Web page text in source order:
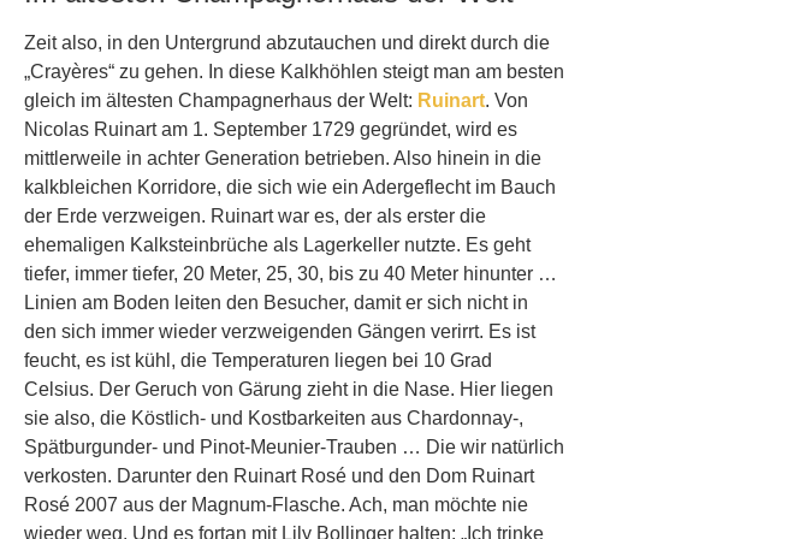
Zeit also, in den Untergrund abzutauchen und direkt durch die
„Crayères“ zu gehen. In diese Kalkhöhlen steigt man am besten
gleich im ältesten Champagnerhaus der Welt: Ruinart. Von
Nicolas Ruinart am 1. September 1729 gegründet, wird es
mittlerweile in achter Generation betrieben. Also hinein in die
kalkbleichen Korridore, die sich wie ein Adergeflecht im Bauch
der Erde verzweigen. Ruinart war es, der als erster die
ehemaligen Kalksteinbrüche als Lagerkeller nutzte. Es geht
tiefer, immer tiefer, 20 Meter, 25, 30, bis zu 40 Meter hinunter …
Linien am Boden leiten den Besucher, damit er sich nicht in
den sich immer wieder verzweigenden Gängen verirrt. Es ist
feucht, es ist kühl, die Temperaturen liegen bei 10 Grad
Celsius. Der Geruch von Gärung zieht in die Nase. Hier liegen
sie also, die Köstlich- und Kostbarkeiten aus Chardonnay-,
Spätburgunder- und Pinot-Meunier-Trauben … Die wir natürlich
verkosten. Darunter den Ruinart Rosé und den Dom Ruinart
Rosé 2007 aus der Magnum-Flasche. Ach, man möchte nie
wieder weg. Und es fortan mit Lily Bollinger halten: „Ich trinke